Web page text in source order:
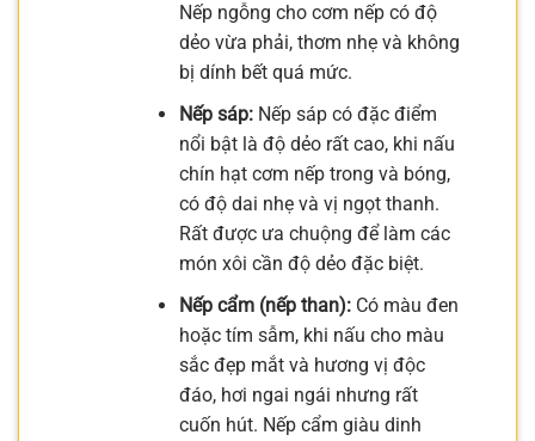
Nếp ngỗng cho cơm nếp có độ
dẻo vừa phải, thơm nhẹ và không
bị dính bết quá mức.
Nếp sáp:Nếp sáp có đặc điểm
nổi bật là độ dẻo rất cao, khi nấu
chín hạt cơm nếp trong và bóng,
có độ dai nhẹ và vị ngọt thanh.
Rất được ưa chuộng để làm các
món xôi cần độ dẻo đặc biệt.
Nếp cẩm (nếp than):Có màu đen
hoặc tím sẫm, khi nấu cho màu
sắc đẹp mắt và hương vị độc
đáo, hơi ngai ngái nhưng rất
cuốn hút. Nếp cẩm giàu dinh